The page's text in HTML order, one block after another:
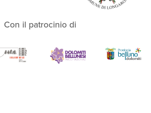
Con il patrocinio di